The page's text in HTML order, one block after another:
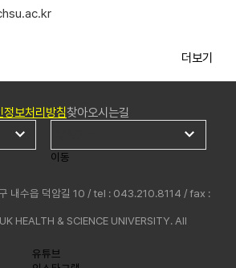
더보기
정보처리방침찾아오시는길
이동
내수읍 덕암길 10 / tel : 043.210.8114 / fax :
HEALTH & SCIENCE UNIVERSITY. All
유튜브